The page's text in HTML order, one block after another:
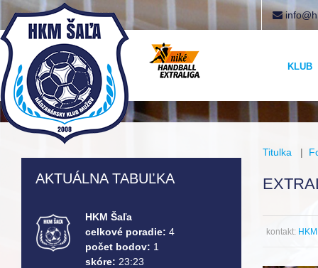
KLUB
Titulka |
kontakt:
AKTUÁLNA TABUĽKA
HKM Šaľa
celkové poradie: 4
počet bodov: 1
skóre: 23:23